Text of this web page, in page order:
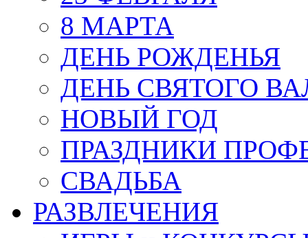
8 МАРТА
ДЕНЬ РОЖДЕНЬЯ
ДЕНЬ СВЯТОГО
НОВЫЙ ГОД
ПРАЗДНИКИ
СВАДЬБА
РАЗВЛЕЧЕНИЯ